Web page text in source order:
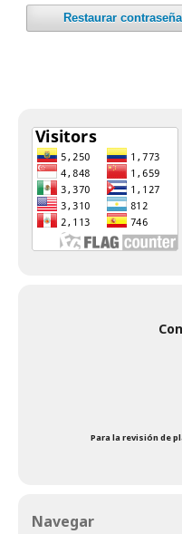
Restaurar contraseña
Para la revisión de
Navegar